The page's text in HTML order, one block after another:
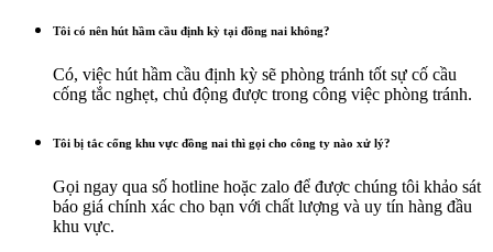
Tôi có nên hút hầm cầu định kỳ tại đồng nai không?
Có, việc hút hầm cầu định kỳ sẽ phòng tránh tốt sự cố cầu
cống tắc nghẹt, chủ động được trong công việc phòng tránh.
Tôi bị tắc cống khu vực đồng nai thì gọi cho công ty nào xử lý?
Gọi ngay qua số hotline hoặc zalo để được chúng tôi khảo sát
báo giá chính xác cho bạn với chất lượng và uy tín hàng đầu
khu vực.